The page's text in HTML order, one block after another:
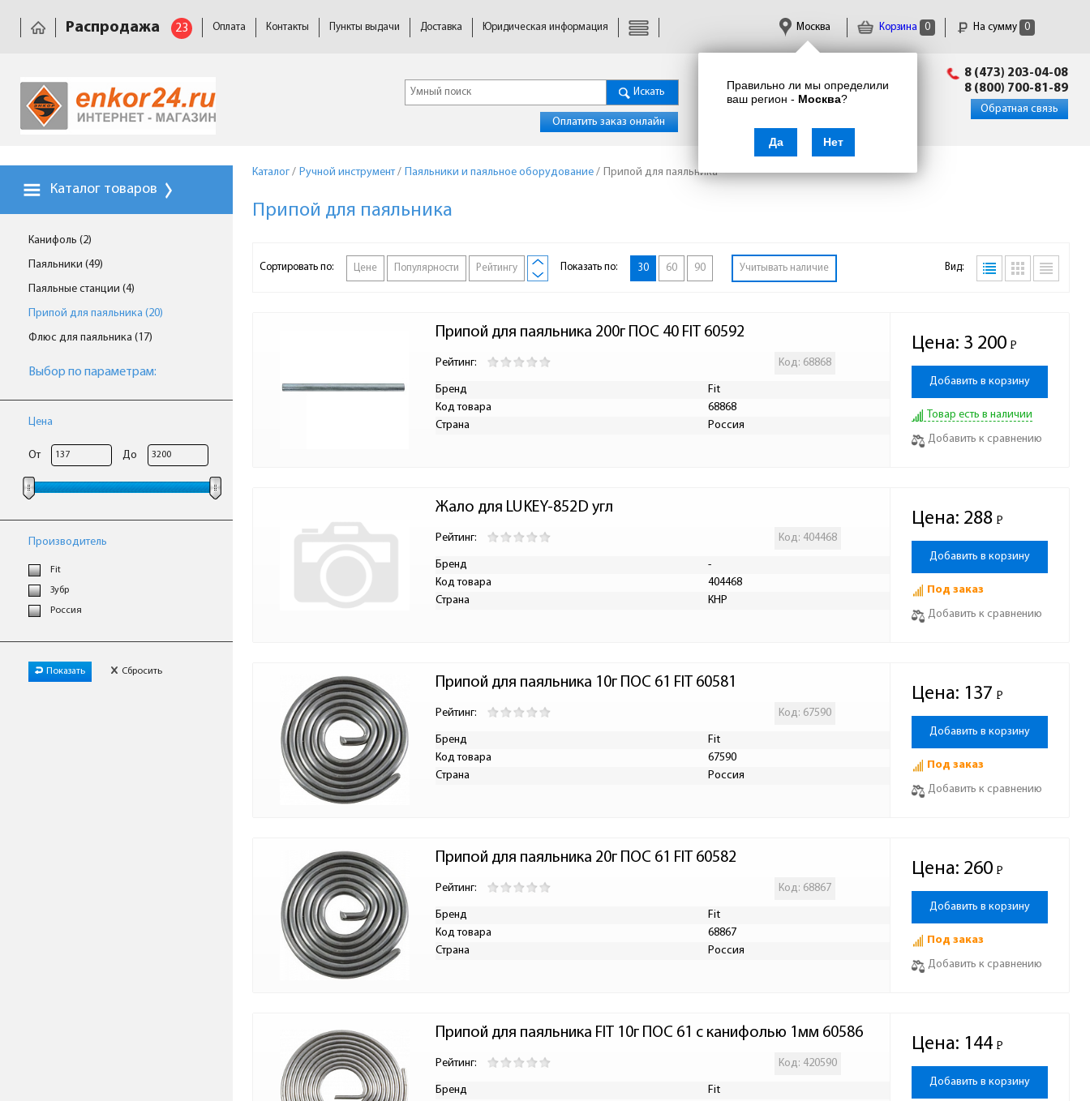
Корзина 0 На сумму 0
Правильно ли мы определили
ваш регион - Москва?
Да Нет
Москва
Распродажа 23 Оплата Контакты Пункты выдачи Доставка Юридическая информация
Искать
Оплатить заказ онлайн
info@enkor24.ru
8 (473) 203-04-08
8 (800) 700-81-89
Обратная связь
Каталог товаров
Канифоль (2)
Паяльники (49)
Паяльные станции (4)
Припой для паяльника (20)
Флюс для паяльника (17)
Выбор по параметрам:
Цена
От До
Производитель
Fit
Зубр
Россия
Показать Сбросить
Каталог / Ручной инструмент/ Паяльники и паяльное оборудование / Припой для паяльника
Припой для паяльника
Сортировать по: Цене Популярности Рейтингу Показать по: 30 60 90 Учитывать наличие Вид:
Припой для паяльника 200г ПОС 40 FIT 60592
Рейтинг: Код: 68868
Бренд
Fit
Код товара
68868
Страна
Россия
Цена: 3 200 Р
-
Добавить в корзину
Товар есть в наличии
Добавить к сравнению
Жало для LUKEY-852D угл
Рейтинг: Код: 404468
Бренд
-
Код товара
404468
Страна
КНР
Цена: 288 Р
-
Добавить в корзину
Под заказ
Добавить к сравнению
Припой для паяльника 10г ПОС 61 FIT 60581
Рейтинг: Код: 67590
Бренд
Fit
Код товара
67590
Страна
Россия
Цена: 137 Р
-
Добавить в корзину
Под заказ
Добавить к сравнению
Припой для паяльника 20г ПОС 61 FIT 60582
Рейтинг: Код: 68867
Бренд
Fit
Код товара
68867
Страна
Россия
Цена: 260 Р
-
Добавить в корзину
Под заказ
Добавить к сравнению
Припой для паяльника FIT 10г ПОС 61 с канифолью 1мм 60586
Рейтинг: Код: 420590
Бренд
Fit
Цена: 144 Р
-
Добавить в корзину